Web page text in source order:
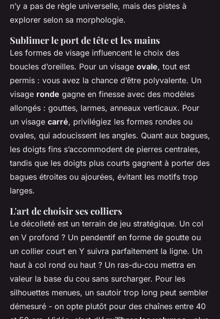
n’y a pas de règle universelle, mais des pistes à
explorer selon sa morphologie.
Sublimer le port de tête et les mains
Les formes de visage influencent le choix des
boucles d’oreilles. Pour un visage ovale, tout est
permis : vous avez la chance d’être polyvalente. Un
visage ronde gagne en finesse avec des modèles
allongés : gouttes, larmes, anneaux verticaux. Pour
un visage carré, privilégiez les formes rondes ou
ovales, qui adoucissent les angles. Quant aux bagues,
les doigts fins s’accommodent de pierres centrales,
tandis que les doigts plus courts gagnent à porter des
bagues étroites ou ajourées, évitant les motifs trop
larges.
L'art de choisir ses colliers
Le décolleté est un terrain de jeu stratégique. Un col
en V profond ? Un pendentif en forme de goutte ou
un collier court en Y suivra parfaitement la ligne. Un
haut à col rond ou haut ? Un ras-du-cou mettra en
valeur la base du cou sans surcharger. Pour les
silhouettes menues, un sautoir trop long peut sembler
démesuré - on opte plutôt pour des chaînes entre 40